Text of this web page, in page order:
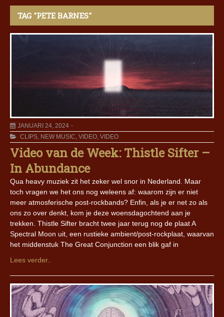
TAG "PETE BARNES"
JANUARI 24, 2024
CLIPS, NEW MUSIC, VIDEO, VIDEO
Video van de Week: Thistle Sifter –
In Abundance
Qua heavy muziek zit het zeker wel snor in Nederland. Maar
toch vragen we het ons nog weleens af: waarom zijn er niet
meer atmosferische post-rockbands? Enfin, als je er net zo als
ons zo over denkt, kom je deze woensdagochtend aan je
trekken. Thistle Sifter bracht twee jaar terug nog de plaat A
Spectral Moon uit, een rustieke ambient/post-rockplaat, waarvan
het middenstuk The Great Conjunction een blik gaf in
Lees verder..